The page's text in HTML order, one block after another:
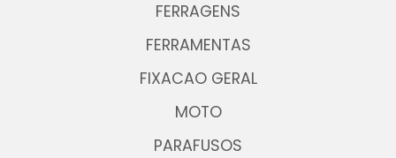
FERRAGENS
FERRAMENTAS
FIXACAO GERAL
MOTO
PARAFUSOS